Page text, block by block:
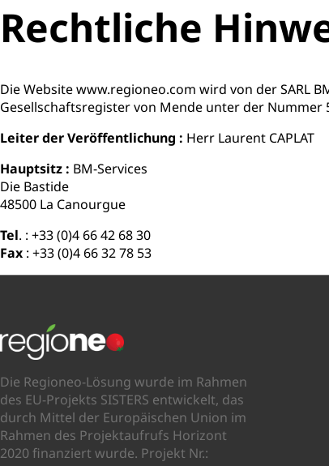
Rechtliche
Die Website www.regioneo.com wird von der SARL
Gesellschaftsregister von Mende unter der Nummer
Leiter der Veröffentlichung : Herr Laurent CAPLAT
Hauptsitz : BM-Services
Die Bastide
48500 La Canourgue
Tel. : +33 (0)4 66 42 68 30
Fax : +33 (0)4 66 32 78 53
Die Regioneo-Lösung wurde im Rahmen
des EU-Projekts SISTERS entwickelt, das
durch Mittel der Europäischen Union im
Rahmen des Projektaufrufs Horizont
2020 finanziert wurde. Projekt Nr.: